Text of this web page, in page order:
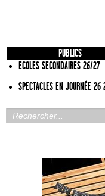
PUBLICS
ECOLES SECONDAIRES 26/27
SPECTACLES EN JOURNÉE 26